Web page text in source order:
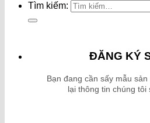
Tìm kiếm:
ĐĂNG KÝ
Bạn đang cần sấy mẫu
lại thông tin chúng tôi